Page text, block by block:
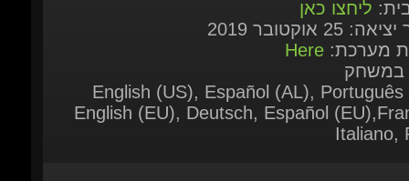
במשחק
English (US), Español (AL), Português
English (EU), Deutsch, Español
Italiano,
יישלח לכתוב האימייל